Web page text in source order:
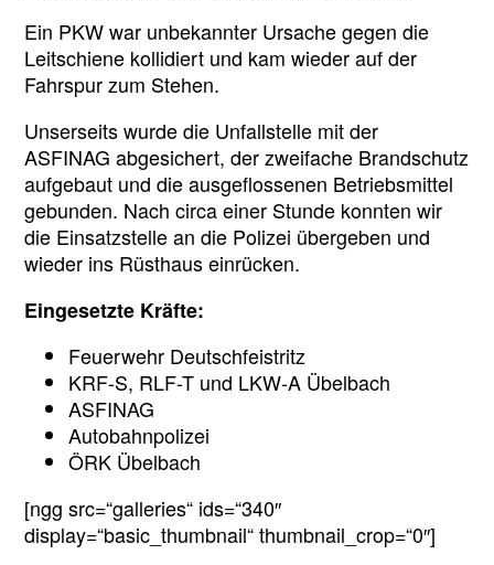
Ein PKW war unbekannter Ursache gegen die
Leitschiene kollidiert und kam wieder auf der
Fahrspur zum Stehen.
Unserseits wurde die Unfallstelle mit der
ASFINAG abgesichert, der zweifache Brandschutz
aufgebaut und die ausgeflossenen Betriebsmittel
gebunden. Nach circa einer Stunde konnten wir
die Einsatzstelle an die Polizei übergeben und
wieder ins Rüsthaus einrücken.
Eingesetzte Kräfte:
Feuerwehr Deutschfeistritz
KRF-S, RLF-T und LKW-A Übelbach
ASFINAG
Autobahnpolizei
ÖRK Übelbach
[ngg src=“galleries“ ids=“340″
display=“basic_thumbnail“ thumbnail_crop=“0″]